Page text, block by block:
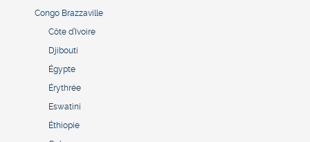
Congo Brazzaville
Côte d’Ivoire
Djibouti
Égypte
Érythrée
Eswatini
Éthiopie